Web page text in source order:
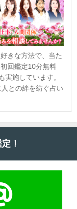
きな方法で、当た
回鑑定10分無料
実施しています。
との絆を紡ぐ占い
！